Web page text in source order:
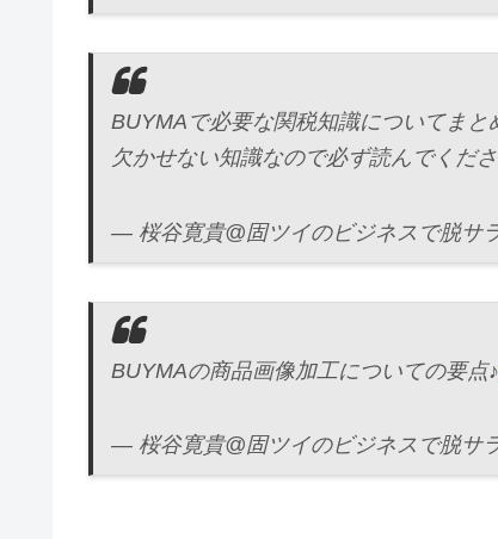
BUYMAで必要な関税知識についてまと
欠かせない知識なので必ず読んでくだ
— 桜谷寛貴@固ツイのビジネスで脱サ
BUYMAの商品画像加工についての要点♪
— 桜谷寛貴@固ツイのビジネスで脱サ